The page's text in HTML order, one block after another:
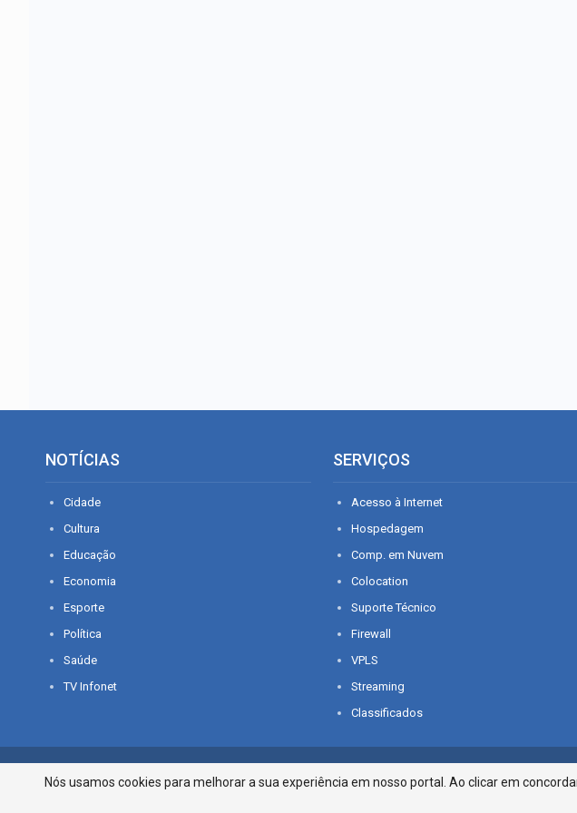
NOTÍCIAS
Cidade
Cultura
Educação
Economia
Esporte
Política
Saúde
TV Infonet
SERVIÇOS
Acesso à Internet
Hospedagem
Comp. em Nuvem
Colocation
Suporte Técnico
Firewall
VPLS
Streaming
Classificados
© 2026 - O que é notícia em Sergipe. Todos os direitos reservados.
Nós usamos cookies para melhorar a sua experiência em nosso portal. Ao clicar em